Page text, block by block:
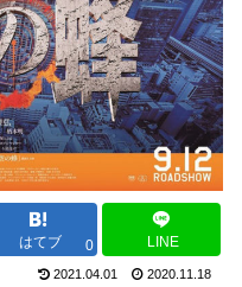
はてブ 0 LINE
2021.04.01 2020.11.18